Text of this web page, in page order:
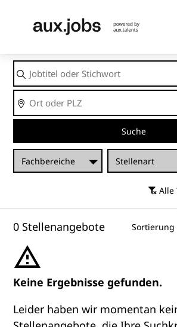
Jobtitel
oder
Stichwort
Ort
Suche
Fachbereiche Stellenart
Alle
0 Stellenangebote Sortierung
Keine Ergebnisse gefunden.
Leider haben wir momentan